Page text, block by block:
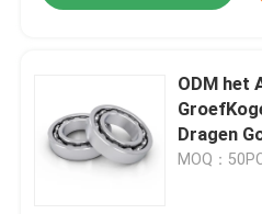
ODM het
Dragen
6214-
MOQ：